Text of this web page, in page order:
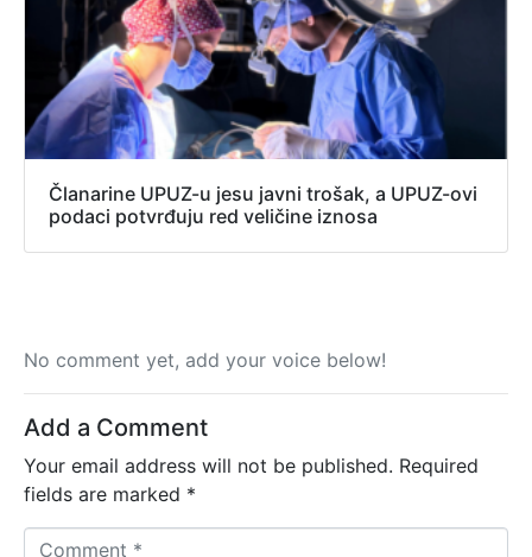
Članarine UPUZ-u jesu javni trošak, a UPUZ-ovi
podaci potvrđuju red veličine iznosa
No comment yet, add your voice below!
Add a Comment
Your email address will not be published. Required
fields are marked *